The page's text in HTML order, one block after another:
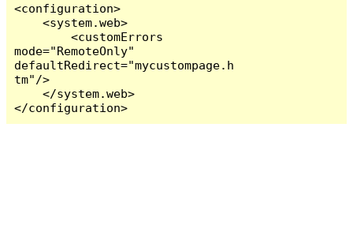
<configuration>
    <system.web>
        <customErrors
mode="RemoteOnly"
defaultRedirect="mycustompage.h
tm"/>
    </system.web>
</configuration>